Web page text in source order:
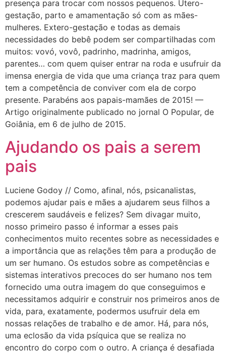
presença para trocar com nossos pequenos. Útero-
gestação, parto e amamentação só com as mães-
mulheres. Extero-gestação e todas as demais
necessidades do bebê podem ser compartilhadas com
muitos: vovó, vovô, padrinho, madrinha, amigos,
parentes… com quem quiser entrar na roda e usufruir da
imensa energia de vida que uma criança traz para quem
tem a competência de conviver com ela de corpo
presente. Parabéns aos papais-mamães de 2015! —
Artigo originalmente publicado no jornal O Popular, de
Goiânia, em 6 de julho de 2015.
Ajudando os pais a serem
pais
Luciene Godoy // Como, afinal, nós, psicanalistas,
podemos ajudar pais e mães a ajudarem seus filhos a
crescerem saudáveis e felizes? Sem divagar muito,
nosso primeiro passo é informar a esses pais
conhecimentos muito recentes sobre as necessidades e
a importância que as relações têm para a produção de
um ser humano. Os estudos sobre as competências e
sistemas interativos precoces do ser humano nos tem
fornecido uma outra imagem do que conseguimos e
necessitamos adquirir e construir nos primeiros anos de
vida, para, exatamente, podermos usufruir dela em
nossas relações de trabalho e de amor. Há, para nós,
uma eclosão da vida psíquica que se realiza no
encontro do corpo com o outro. A criança é desafiada